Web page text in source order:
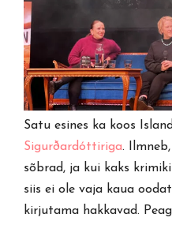
Satu esines ka koos
Sigurðardóttiriga.
sõbrad, ja kui kaks
siis ei ole vaja kaua
kirjutama hakkavad.